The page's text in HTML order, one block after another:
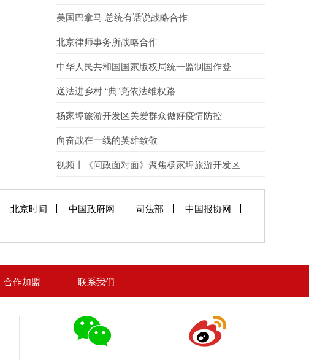
美国巴拿马 总统有话说战略合作
北京律师事务所战略合作
中华人民共和国国家版权局统一监制国作登
字-2023-F-00110881
送法进乡村 “典”亮依法维权路
杨家埠旅游开发区关爱群众做好疫情防控
向奋战在一线的英雄致敬
视频丨《问政面对面》聚焦杨家埠旅游开发区
北京时间 中国政府网 司法部
中国报协网
合作加盟 联系我们